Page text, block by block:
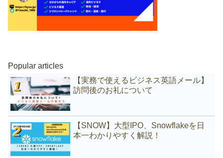
Popular articles
【実務で使えるビジネス英語メール】
訪問後のお礼について
【SNOW】大型IPO、Snowflakeを日
本一わかりやすく解説！